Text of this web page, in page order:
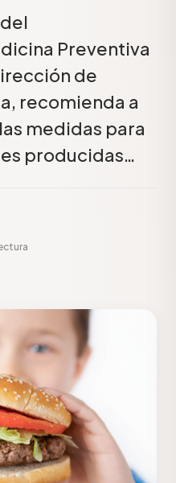
Preventiva
de
recomienda a
medidas para
producidas…